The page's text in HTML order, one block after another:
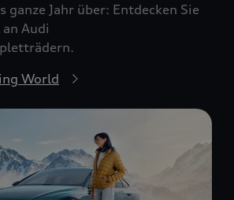
ganze Jahr über: Entdecken Sie
Audi
World